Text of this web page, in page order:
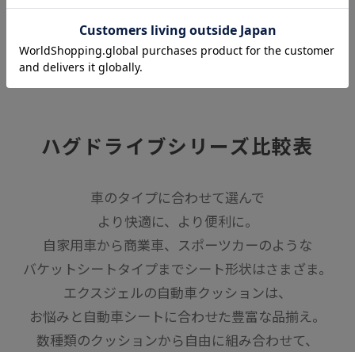
ハグドライブシリーズ比較表
車のタイプに合わせて選んで
より快適に、より便利に。
自家用車から商業車、スポーツカーのような
バケットシートタイプまでシート形状はさまざま。
エクスジェルの自動車クッションは、
お悩みと自動車シートに合わせた豊富な品揃え。
数種類のクッションから自由に組み合わせて、